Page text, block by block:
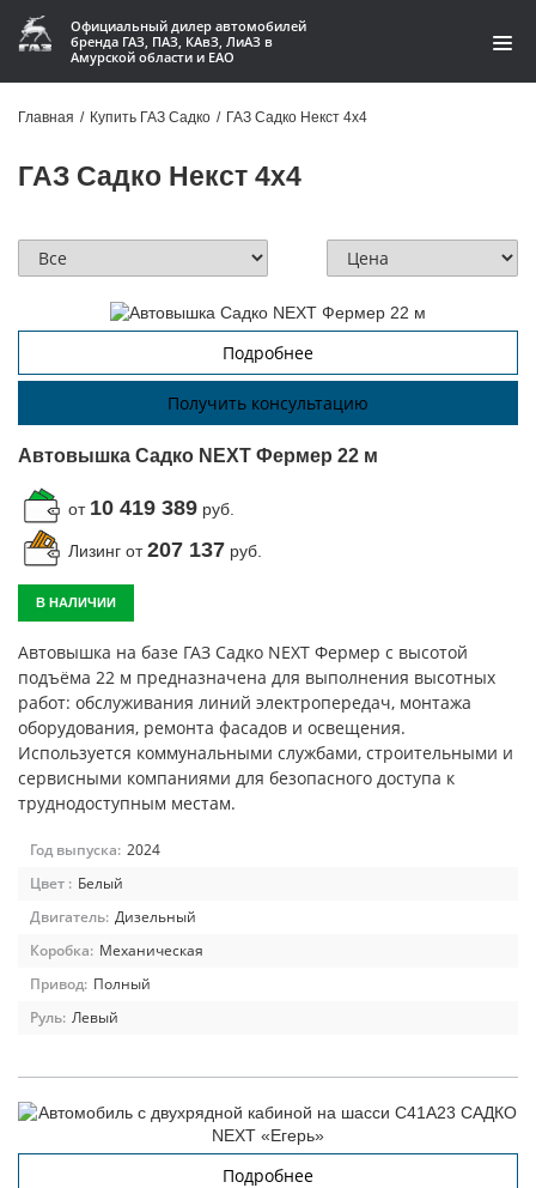
Официальный дилер автомобилей
бренда ГАЗ, ПАЗ, КАвЗ, ЛиАЗ в
Амурской области и ЕАО
Услуги и сервис
О компании
Контакты
Производство автофургонов
Автомобили
+7 (4162) 22-95-09
+7 (4162) 22-95-79
Сервисный центр
+7 (4162) 22–95–69
График работы: ПН-ПТ с 8.30 до 18.00 (+6 по МСК)
Главная / Купить ГАЗ Садко / ГАЗ Садко Некст 4х4
ГАЗ Садко Некст 4х4
Подробнее
Получить консультацию
Автовышка Садко NEXT Фермер 22 м
от 10 419 389 руб.
Лизинг от207 137 руб.
В НАЛИЧИИ
Автовышка на базе ГАЗ Садко NEXT Фермер с высотой
подъёма 22 м предназначена для выполнения высотных
работ: обслуживания линий электропередач, монтажа
оборудования, ремонта фасадов и освещения.
Используется коммунальными службами, строительными и
сервисными компаниями для безопасного доступа к
труднодоступным местам.
Год выпуска: 2024
Цвет : Белый
Двигатель: Дизельный
Коробка: Механическая
Привод: Полный
Руль: Левый
Подробнее